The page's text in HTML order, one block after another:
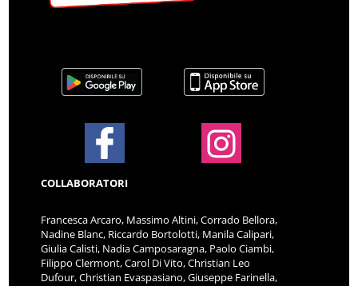
COLLABORATORI
Francesca Arcaro, Massimo Altini, Corrado Bellora,
Nadine Blanc, Riccardo Bortolotti, Manila Calipari,
Giulia Calisti, Nadia Camposaragna, Paolo Ciambi,
Filippo Clermont, Carol Di Vito, Christian Leo
Dufour, Christian Evaspasiano, Giuseppe Farinella,